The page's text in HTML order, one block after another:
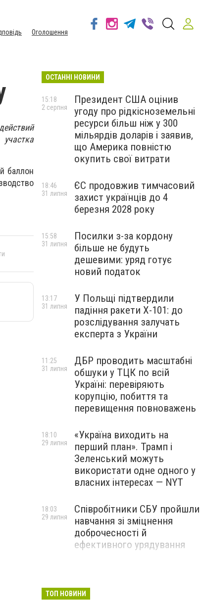
Оголошення
баллон
ОСТАННІ НОВИНИ
Президент США оцінив
угоду про рідкісноземельні
ресурси більш ніж у 300
мільярдів доларів і заявив,
що Америка повністю
окупить свої витрати
15:18
2 серпня
ЄС продовжив тимчасовий
захист українців до 4
березня 2028 року
18:46
31 липня
Посилки з-за кордону
більше не будуть
дешевими: уряд готує
новий податок
15:58
31 липня
У Польщі підтвердили
падіння ракети Х-101: до
розслідування залучать
експерта з України
13:17
31 липня
ДБР проводить масштабні
обшуки у ТЦК по всій
Україні: перевіряють
корупцію, побиття та
перевищення повноважень
11:25
31 липня
«Україна виходить на
перший план». Трамп і
Зеленський можуть
використати одне одного у
власних інтересах — NYT
18:10
29 липня
Співробітники СБУ пройшли
навчання зі зміцнення
доброчесності й
ефективного урядування
18:03
29 липня
війська: у CENTCOM
ТОП НОВИНИ